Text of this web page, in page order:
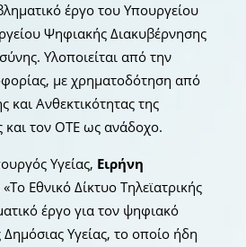
έργο του Υπουργείου
Ψηφιακής Διακυβέρνησης
Υλοποιείται από την
με χρηματοδότηση από
και Ανθεκτικότητας της
τον ΟΤΕ ως ανάδοχο.
Υγείας, Ειρήνη
«Το Εθνικό Δίκτυο Τηλεϊατρικής
έργο για τον ψηφιακό
Υγείας, το οποίο ήδη